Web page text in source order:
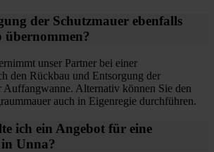
der Schutzmauer ebenfalls
übernommen?
unser Partner bei einer
den Rückbau und Entsorgung der
Auffangwanne. Alternativ können Sie den
auch in Eigenregie durchführen.
ich ein Angebot für eine
Unna?